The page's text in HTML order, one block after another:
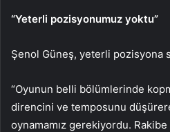
“Yeterli pozisyonumuz yoktu”
Şenol Güneş, yeterli pozisyona
“Oyunun belli bölümlerinde
direncini ve temposunu
oynamamız gerekiyordu. Rakibe